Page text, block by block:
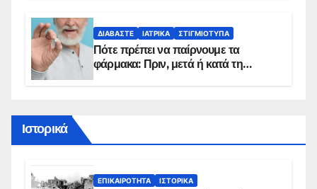
ΔΙΑΒΆΣΤΕ ΙΑΤΡΙΚΆ ΣΤΙΓΜΙΌΤΥΠΑ
Πότε πρέπει να παίρνουμε τα
φάρμακα: Πριν, μετά ή κατά τη
Ιστορικά
ΕΠΙΚΑΙΡΌΤΗΤΑ ΙΣΤΟΡΙΚΆ